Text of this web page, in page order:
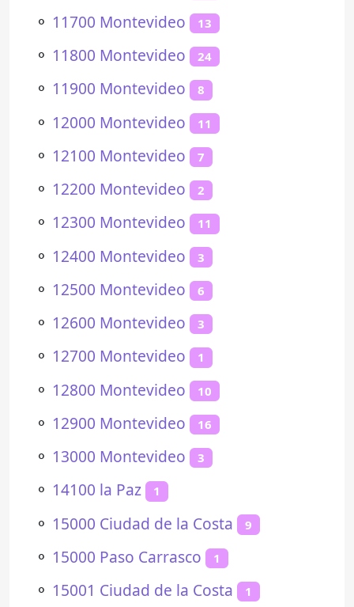
⚬ 11700 Montevideo 13
⚬ 11800 Montevideo 24
⚬ 11900 Montevideo 8
⚬ 12000 Montevideo 11
⚬ 12100 Montevideo 7
⚬ 12200 Montevideo 2
⚬ 12300 Montevideo 11
⚬ 12400 Montevideo 3
⚬ 12500 Montevideo 6
⚬ 12600 Montevideo 3
⚬ 12700 Montevideo 1
⚬ 12800 Montevideo 10
⚬ 12900 Montevideo 16
⚬ 13000 Montevideo 3
⚬ 14100 la Paz 1
⚬ 15000 Ciudad de la Costa 9
⚬ 15000 Paso Carrasco 1
⚬ 15001 Ciudad de la Costa 1